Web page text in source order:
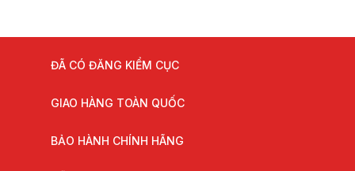
ĐÃ CÓ ĐĂNG KIỂM CỤC
GIAO HÀNG TOÀN QUỐC
BẢO HÀNH CHÍNH HÃNG